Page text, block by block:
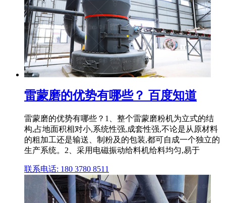
雷蒙磨的优势有哪些？ 百度知道
雷蒙磨的优势有哪些？1、整个雷蒙磨粉机为立式的结
构,占地面积相对小,系统性强,成套性强,不论是从原材料
的粗加工还是输送、制粉及的包装,都可自成一个独立的
生产系统。2、采用电磁振动给料机给料均匀,易于
联系电话: 180 3780 8511